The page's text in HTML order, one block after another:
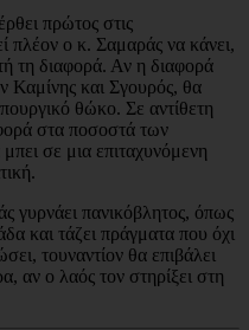
πρώτος στις
πλέον ο κ. Σαμαράς να κάνει,
τη διαφορά. Αν η διαφορά
Καμίνης και Σγουρός, θα
θώκο. Σε αντίθετη
στα ποσοστά των
σε μια επιταχυνόμενη
γυρνάει πανικόβλητος, όπως
και τάζει πράγματα που όχι
τουναντίον θα επιβάλει
αν ο λαός τον στηρίξει στη